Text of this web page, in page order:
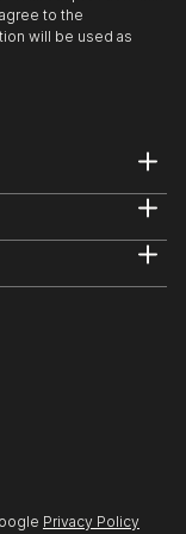
presagire
ammettere
a cura di
di Dario Ciferri
to the
will be used as
Privacy Policy